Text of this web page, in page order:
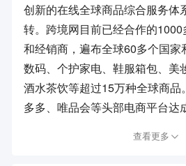
创新的在线全球商品综合服务体
转。跨境网目前已经合作的
和经销商，遍布全球60多个国
数码、个护家电、鞋服箱包、美
酒水茶饮等超过15万种全球商
多多、唯品会等头部电商平台达
查看更多